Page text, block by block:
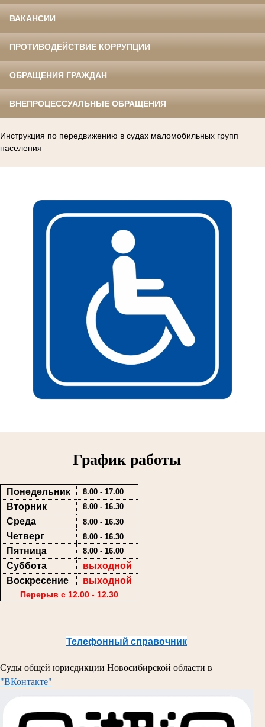
ВАКАНСИИ
ПРОТИВОДЕЙСТВИЕ КОРРУПЦИИ
ОБРАЩЕНИЯ ГРАЖДАН
ВНЕПРОЦЕССУАЛЬНЫЕ ОБРАЩЕНИЯ
Инструкция по передвижению в судах маломобильных групп
населения
График работы
Понедельник 8.00 - 17.00
Вторник 8.00 - 16.30
Среда 8.00 - 16.30
Четверг 8.00 - 16.30
Пятница 8.00 - 16.00
Суббота
выходной
Воскресение
выходной
Перерыв с 12.00 - 12.30
Телефонный справочник
Суды общей юрисдикции Новосибирской области в
"ВКонтакте"